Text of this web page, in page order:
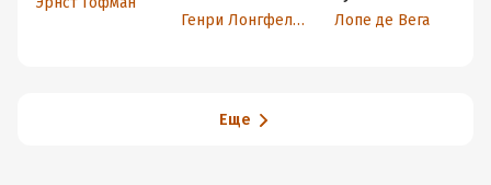
Генри Лонгфелло
Лопе де Вега
Еще